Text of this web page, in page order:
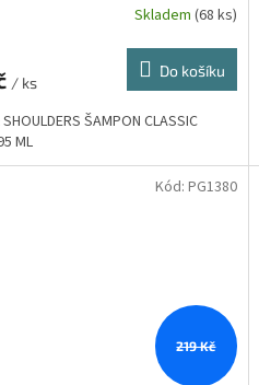
Skladem (68 ks)
/ ks
Do košíku
ŠAMPON CLASSIC
ML
219 Kč
Kód: PG1380